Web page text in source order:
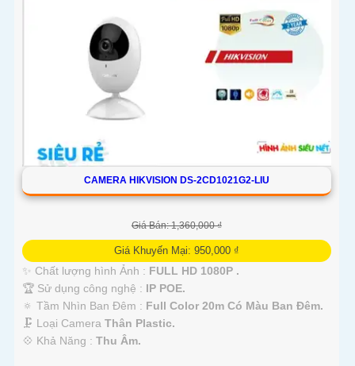
CAMERA HIKVISION DS-2CD1021G2-LIU
Giá Bán: 1,360,000 ₫
Giá Khuyến Mại: 950,000 ₫
✨ Chất lượng hình Ảnh : FULL HD 1080P .
🏆 Sử dụng công nghệ : IP POE.
🔅 Tầm Nhìn Ban Đêm : Full Color 20m Có Màu Ban Ðêm.
🗜️ Loại Camera Thân Plastic.
️💠 Khả Năng : Thu Âm.